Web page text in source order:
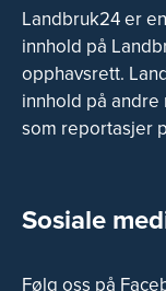
Landbruk24 er
innhold på
opphavsrett.
innhold på
som reportasjer
Sosiale
Følg oss på